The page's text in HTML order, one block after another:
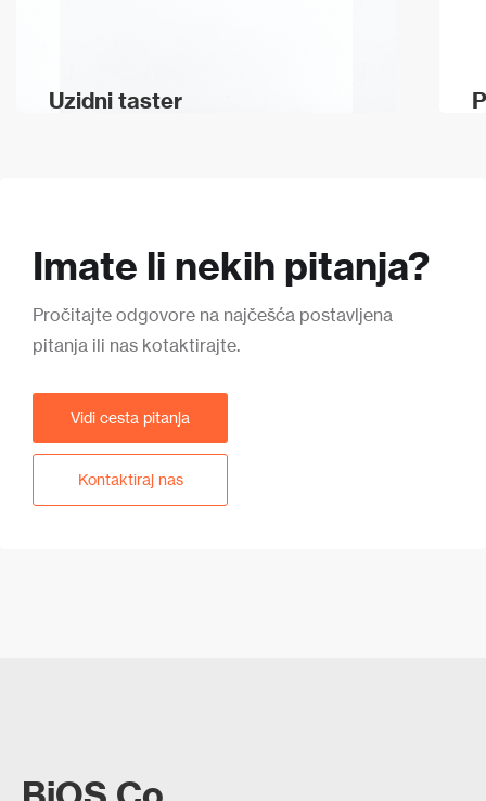
Uzidni taster
Imate li nekih pitanja?
Pročitajte odgovore na najčešća postavljena
pitanja ili nas kotaktirajte.
Vidi cesta pitanja
Kontaktiraj nas